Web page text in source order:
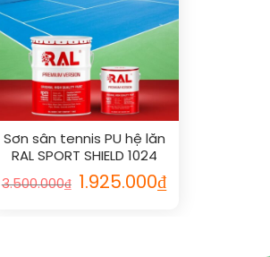
Sơn sân tennis PU hệ lăn
RAL SPORT SHIELD 1024
3.500.000₫ 1.925.000₫